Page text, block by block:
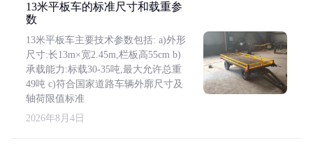
13米平板车的标准尺寸和载重参
数
13米平板车主要技术参数包括: a)外形
尺寸:长13m×宽2.45m,栏板高55cm b)
承载能力:标载30-35吨,最大允许总重
49吨 c)符合国家道路车辆外廓尺寸及
轴荷限值标准
2026年8月4日